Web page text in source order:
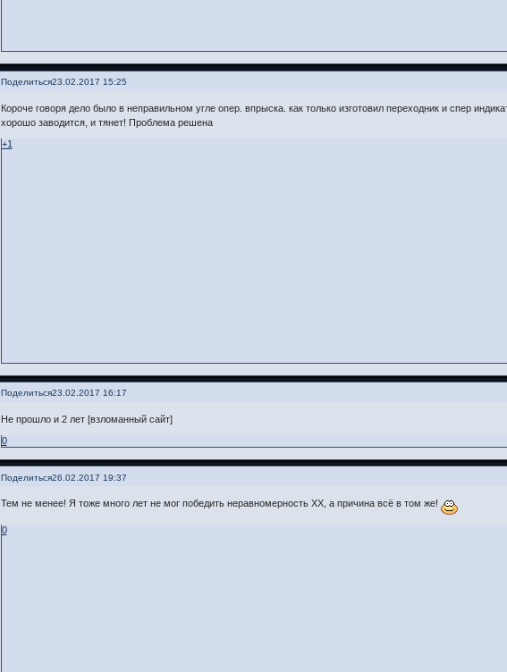
Поделиться23.02.2017 15:25
Короче говоря дело было в неправильном угле опер. впрыска. как только изготовил переходник и спер
хорошо заводится, и тянет! Проблема решена
+1
Поделиться23.02.2017 16:17
Не прошло и 2 лет [взломанный сайт]
0
Поделиться26.02.2017 19:37
Тем не менее! Я тоже много лет не мог победить неравномерность ХХ, а причина всё в том же!
0